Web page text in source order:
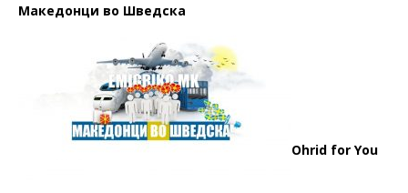
Македонци во Шведска
Ohrid for You